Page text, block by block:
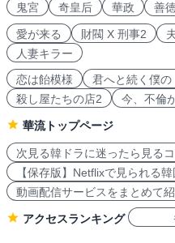
鬼宮
奇皇后 華政 善
愛が来る 財閥 X 刑事2
人妻キラー
恋は飴模様
君へと続く僕の
殺し屋たちの店2
今、不倫
華流トップページ
次見る韓ドラに迷ったら見る
【保存版】Netflixで見られる
動画配信サービスをまとめて
アクセスランキング も